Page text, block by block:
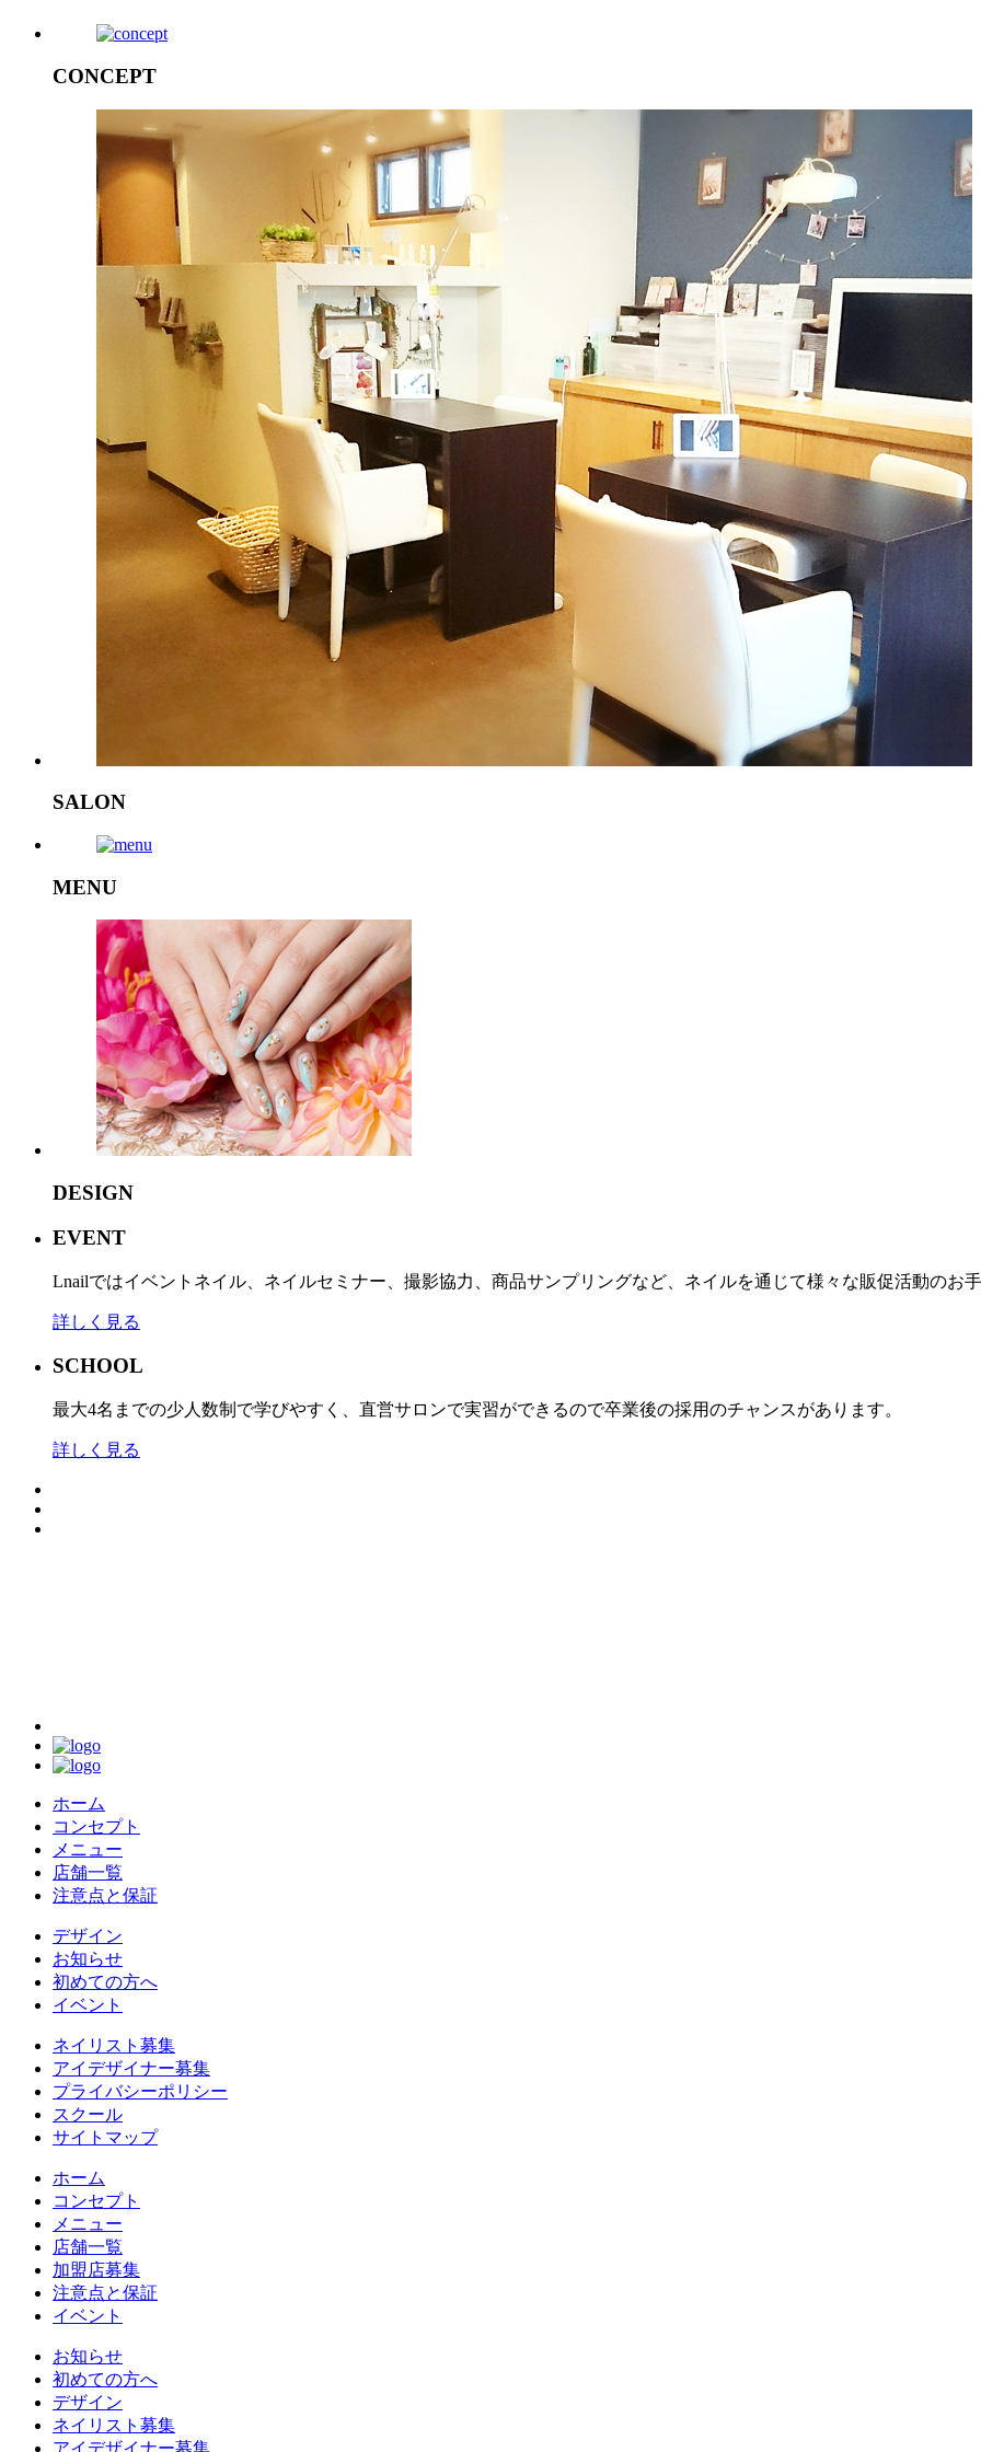
CONCEPT
SALON
MENU
DESIGN
EVENT
Lnailではイベントネイル、ネイルセミナー、撮影協力、商品サンプリングなど、ネイルを通じて様々な販促活動のお手
詳しく見る
SCHOOL
最大4名までの少人数制で学びやすく、直営サロンで実習ができるので卒業後の採用のチャンスがあります。
詳しく見る
ホーム
コンセプト
メニュー
店舗一覧
注意点と保証
デザイン
お知らせ
初めての方へ
イベント
ネイリスト募集
アイデザイナー募集
プライバシーポリシー
スクール
サイトマップ
ホーム
コンセプト
メニュー
店舗一覧
加盟店募集
注意点と保証
イベント
お知らせ
初めての方へ
デザイン
ネイリスト募集
アイデザイナー募集